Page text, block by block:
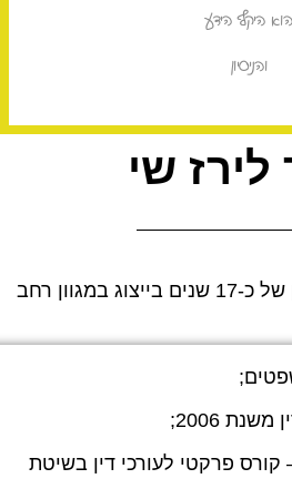
היקף הידע
והניסיון
שי
♦ עורכת דין בעלת ניסיון של כ-17 שנים בייצוג במגוון רחב
2006;
פרקטי לעורכי דין בשיטת